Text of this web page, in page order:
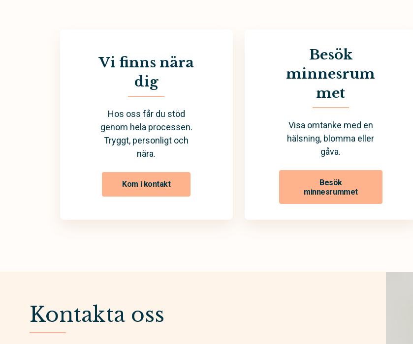
Vi finns nära
dig
Hos oss får du stöd
genom hela processen.
Tryggt, personligt och
nära.
Kom i kontakt
Besök
minnesrum
met
Visa omtanke med en
hälsning, blomma eller
gåva.
Besök
minnesrummet
Kontakta oss